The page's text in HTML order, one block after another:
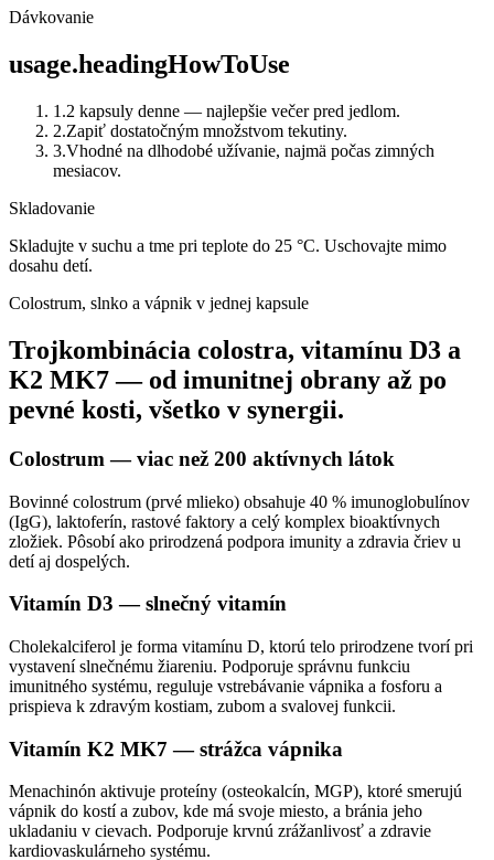
Dávkovanie
usage.headingHowToUse
1 .2 kapsuly denne — najlepšie večer pred jedlom.
2.Zapiť dostatočným množstvom tekutiny.
3.Vhodné na dlhodobé užívanie, najmä počas zimných
mesiacov.
Skladovanie
Skladujte v suchu a tme pri teplote do 25 °C. Uschovajte mimo
dosahu detí.
Colostrum, slnko a vápnik v jednej kapsule
Trojkombinácia colostra, vitamínu D3 a
K2 MK7 — od imunitnej obrany až po
pevné kosti, všetko v synergii.
Colostrum — viac než 200 aktívnych látok
Bovinné colostrum (prvé mlieko) obsahuje 40 % imunoglobulínov
(IgG), laktoferín, rastové faktory a celý komplex bioaktívnych
zložiek. Pôsobí ako prirodzená podpora imunity a zdravia čriev u
detí aj dospelých.
Vitamín D3 — slnečný vitamín
Cholekalciferol je forma vitamínu D, ktorú telo prirodzene tvorí pri
vystavení slnečnému žiareniu. Podporuje správnu funkciu
imunitného systému, reguluje vstrebávanie vápnika a fosforu a
prispieva k zdravým kostiam, zubom a svalovej funkcii.
Vitamín K2 MK7 — strážca vápnika
Menachinón aktivuje proteíny (osteokalcín, MGP), ktoré smerujú
vápnik do kostí a zubov, kde má svoje miesto, a bránia jeho
ukladaniu v cievach. Podporuje krvnú zrážanlivosť a zdravie
kardiovaskulárneho systému.